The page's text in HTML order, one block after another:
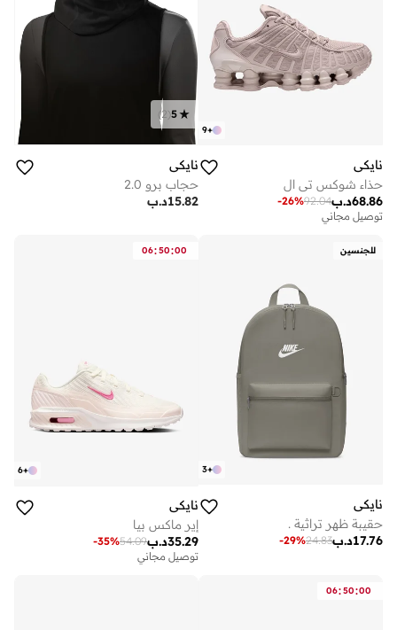
+
9
نايكي
حذاء شوكس تي ال
د.ب68.86
92.04
-26%
توصيل مجاني
5
(
2
)
نايكي
حجاب برو 2.0
د.ب15.82
للجنسين
+
3
نايكي
حقيبة ظهر تراثية .
د.ب17.76
24.83
-29%
06:50:00
+
6
نايكي
إير ماكس بيا
د.ب35.29
54.09
-35%
توصيل مجاني
06:50:00